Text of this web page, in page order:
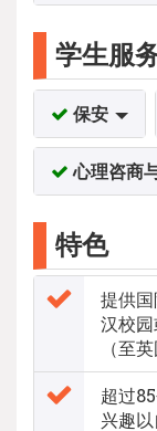
学生服
保安
心理咨商
特色
提供
汉校
（至
超过
兴趣